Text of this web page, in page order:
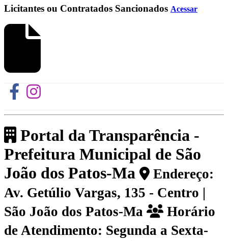
Licitantes ou Contratados Sancionados Acessar
Portal da Transparência -
Prefeitura Municipal de São
João dos Patos-Ma
Endereço:
Av. Getúlio Vargas, 135 - Centro |
São João dos Patos-Ma
Horário
de Atendimento: Segunda a Sexta-